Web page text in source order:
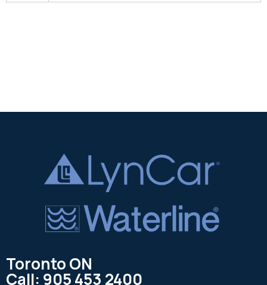
Toronto ON
Call: 905 453 2400